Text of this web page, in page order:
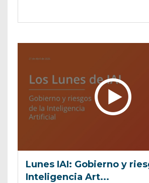
Lunes IAI: Gobierno y
Inteligencia Art...